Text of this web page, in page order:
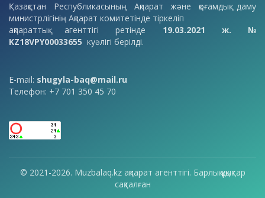
Қазақстан Республикасының Ақпарат және қоғамдық даму
министрлігінің Ақпарат комитетінде тіркеліп
ақпараттық агенттігі ретінде 19.03.2021 ж. №
KZ18VPY00033655 куәлігі берілді.
E-mail: shugyla-baq@mail.ru
Телефон: +7 701 350 45 70
© 2021-2026. Muzbalaq.kz ақпарат агенттігі. Барлық құқықтар
сақталған